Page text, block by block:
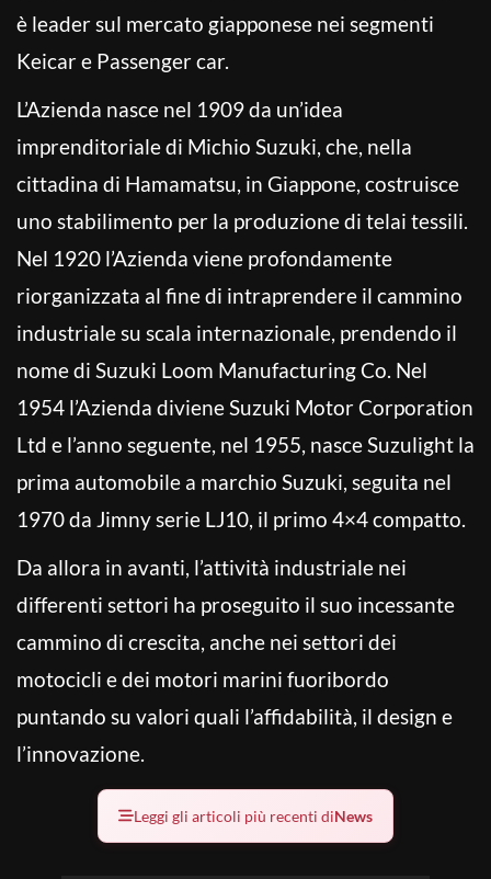
è leader sul mercato giapponese nei segmenti
Keicar e Passenger car.
L’Azienda nasce nel 1909 da un’idea
imprenditoriale di Michio Suzuki, che, nella
cittadina di Hamamatsu, in Giappone, costruisce
uno stabilimento per la produzione di telai tessili.
Nel 1920 l’Azienda viene profondamente
riorganizzata al fine di intraprendere il cammino
industriale su scala internazionale, prendendo il
nome di Suzuki Loom Manufacturing Co. Nel
1954 l’Azienda diviene Suzuki Motor Corporation
Ltd e l’anno seguente, nel 1955, nasce Suzulight la
prima automobile a marchio Suzuki, seguita nel
1970 da Jimny serie LJ10, il primo 4×4 compatto.
Da allora in avanti, l’attività industriale nei
differenti settori ha proseguito il suo incessante
cammino di crescita, anche nei settori dei
motocicli e dei motori marini fuoribordo
puntando su valori quali l’affidabilità, il design e
l’innovazione.
Leggi gli articoli più recenti diNews